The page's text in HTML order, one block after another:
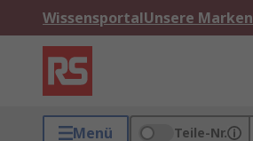
WissensportalUnsere Marken
Menü Teile-Nr.